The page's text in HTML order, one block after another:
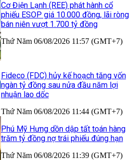
Cơ Điện Lạnh (REE) phát hành cổ
phiếu ESOP giá 10.000 đồng, lãi ròng
bán niên vượt 1.700 tỷ đồng
Thứ Năm 06/08/2026 11:57 (GMT+7)
Fideco (FDC) hủy kế hoạch tăng vốn
ngàn tỷ đồng sau nửa đầu năm lợi
nhuận lao dốc
Thứ Năm 06/08/2026 11:44 (GMT+7)
Phú Mỹ Hưng dồn dập tất toán hàng
trăm tỷ đồng nợ trái phiếu đúng hạn
Thứ Năm 06/08/2026 11:39 (GMT+7)